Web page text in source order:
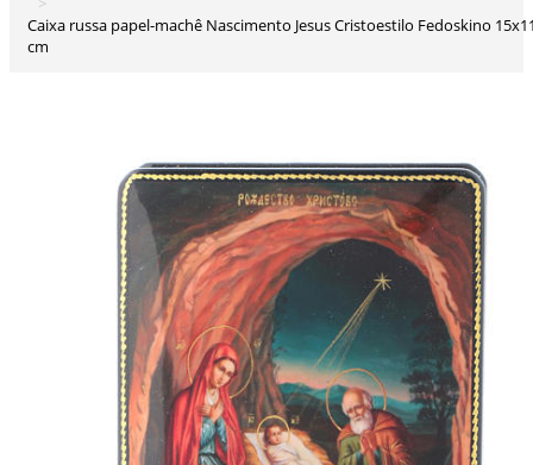
Caixa russa papel-machê Nascimento Jesus Cristoestilo Fedoskino 15x11
cm